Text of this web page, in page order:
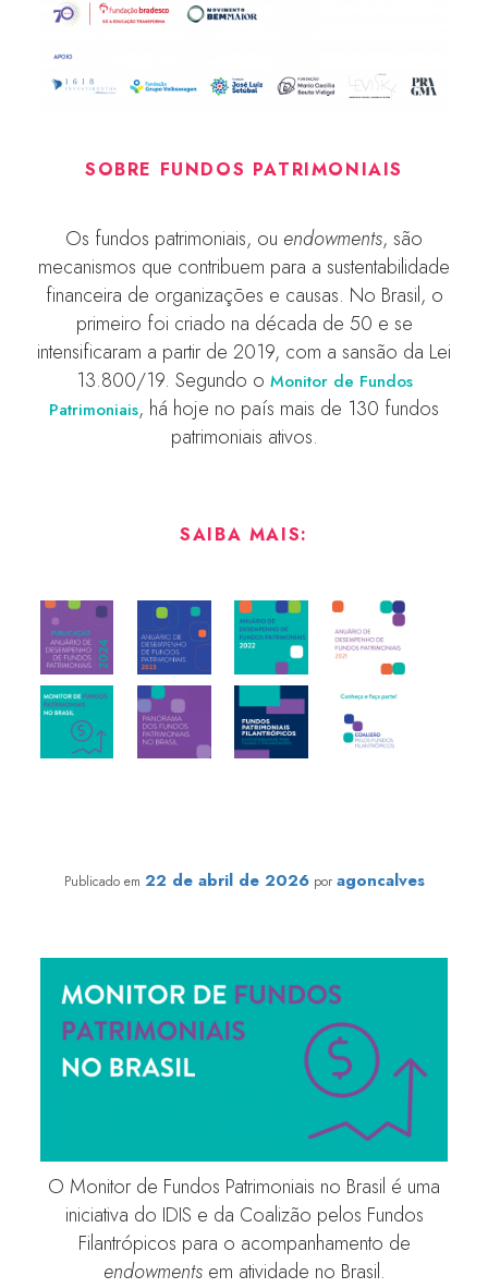
SOBRE FUNDOS PATRIMONIAIS
Os fundos patrimoniais, ou endowments, são
mecanismos que contribuem para a sustentabilidade
financeira de organizações e causas. No Brasil, o
primeiro foi criado na década de 50 e se
intensificaram a partir de 2019, com a sansão da Lei
13.800/19. Segundo o Monitor de Fundos
Patrimoniais, há hoje no país mais de 130 fundos
patrimoniais ativos.
SAIBA MAIS:
Publicado em 22 de abril de 2026 por agoncalves
O Monitor de Fundos Patrimoniais no Brasil é uma
iniciativa do IDIS e da Coalizão pelos Fundos
Filantrópicos para o acompanhamento de
endowmentsem atividade no Brasil.